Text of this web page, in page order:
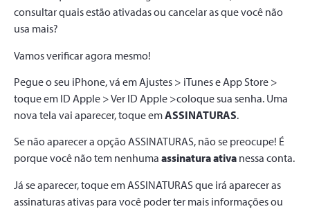
consultar quais estão ativadas ou cancelar as que você não
usa mais?
Vamos verificar agora mesmo!
Pegue o seu iPhone, vá em Ajustes > iTunes e App Store >
toque em ID Apple > Ver ID Apple >coloque sua senha. Uma
nova tela vai aparecer, toque emASSINATURAS.
Se não aparecer a opção ASSINATURAS, não se preocupe! É
porque você não tem nenhuma assinatura ativa nessa conta.
Já se aparecer, toque em ASSINATURAS que irá aparecer as
assinaturas ativas para você poder ter mais informações ou